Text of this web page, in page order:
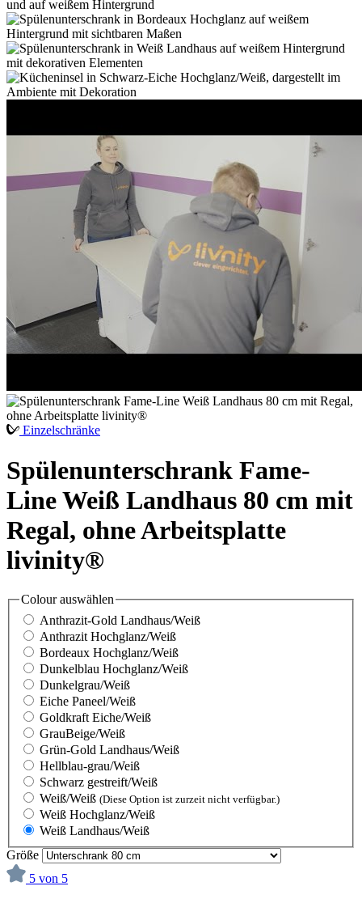
Einzelschränke
Spülenunterschrank Fame-
Line Weiß Landhaus 80 cm mit
Regal, ohne Arbeitsplatte
livinity®
Colourauswählen
Anthrazit-Gold Landhaus/Weiß
Anthrazit Hochglanz/Weiß
Bordeaux Hochglanz/Weiß
Dunkelblau Hochglanz/Weiß
Dunkelgrau/Weiß
Eiche Paneel/Weiß
Goldkraft Eiche/Weiß
GrauBeige/Weiß
Grün-Gold Landhaus/Weiß
Hellblau-grau/Weiß
Schwarz gestreift/Weiß
Weiß/Weiß (Diese Option ist zurzeit nicht verfügbar.)
Weiß Hochglanz/Weiß
Weiß Landhaus/Weiß
Größe
5 von 5